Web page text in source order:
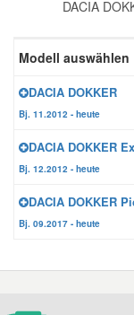
DACIA
Modell auswählen
DACIA DOKKER
Bj. 11.2012 - heute
DACIA DOKKER
Bj. 12.2012 - heute
DACIA DOKKER
Bj. 09.2017 - heute
Zündanlage